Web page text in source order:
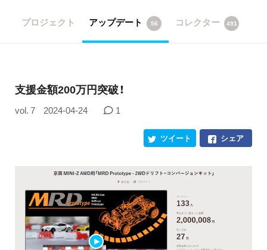
プロジェクト アップデート 56 コレクター 491
支援金額200万円突破！
vol. 7 2024-04-24 1
シェア
ツイート